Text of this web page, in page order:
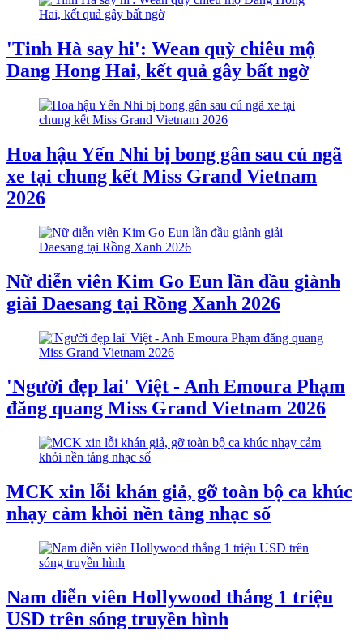
'Tinh Hà say hi': Wean quỳ chiêu mộ
Dang Hong Hai, kết quả gây bất ngờ
Hoa hậu Yến Nhi bị bong gân sau cú ngã
xe tại chung kết Miss Grand Vietnam
2026
Nữ diễn viên Kim Go Eun lần đầu giành
giải Daesang tại Rồng Xanh 2026
'Người đẹp lai' Việt - Anh Emoura Phạm
đăng quang Miss Grand Vietnam 2026
MCK xin lỗi khán giả, gỡ toàn bộ ca khúc
nhạy cảm khỏi nền tảng nhạc số
Nam diễn viên Hollywood thắng 1 triệu
USD trên sóng truyền hình